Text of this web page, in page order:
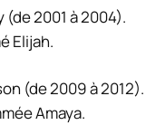
(de 2001 à 2004).
Elijah.
(de 2009 à 2012).
Amaya.